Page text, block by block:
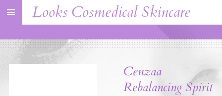
Ga
direct
naar
de
Looks Cosmedical Skincare
Cenzaa
Rebalancing Spirit